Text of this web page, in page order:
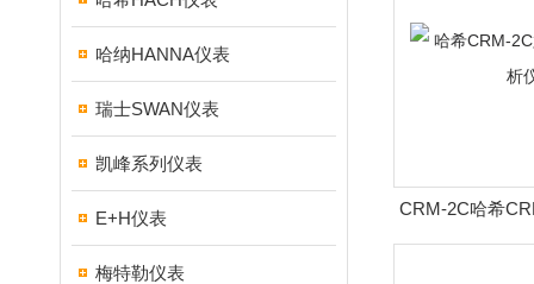
哈纳HANNA仪表
瑞士SWAN仪表
凯峰系列仪表
E+H仪表
梅特勒仪表
CRM-2C哈希
线分